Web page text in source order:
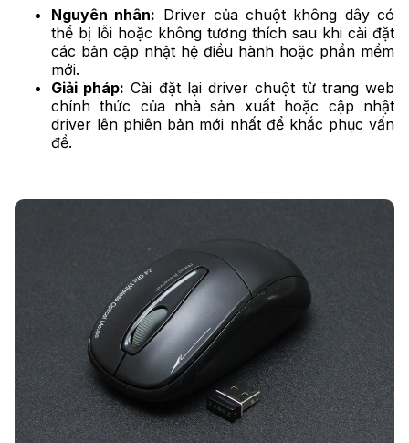
Nguyên nhân: Driver của chuột không dây có
thể bị lỗi hoặc không tương thích sau khi cài đặt
các bản cập nhật hệ điều hành hoặc phần mềm
mới.
Giải pháp: Cài đặt lại driver chuột từ trang web
chính thức của nhà sản xuất hoặc cập nhật
driver lên phiên bản mới nhất để khắc phục vấn
đề.